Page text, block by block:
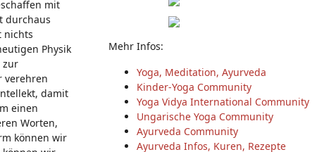
mit
durchaus
nichts
Physik
zur
verehren
damit
einen
Worten,
können wir
Mehr Infos:
Yoga, Meditation, Ayurveda
Kinder-Yoga Community
Yoga Vidya International Community
Ungarische Yoga Community
Ayurveda Community
Ayurveda Infos, Kuren, Rezepte